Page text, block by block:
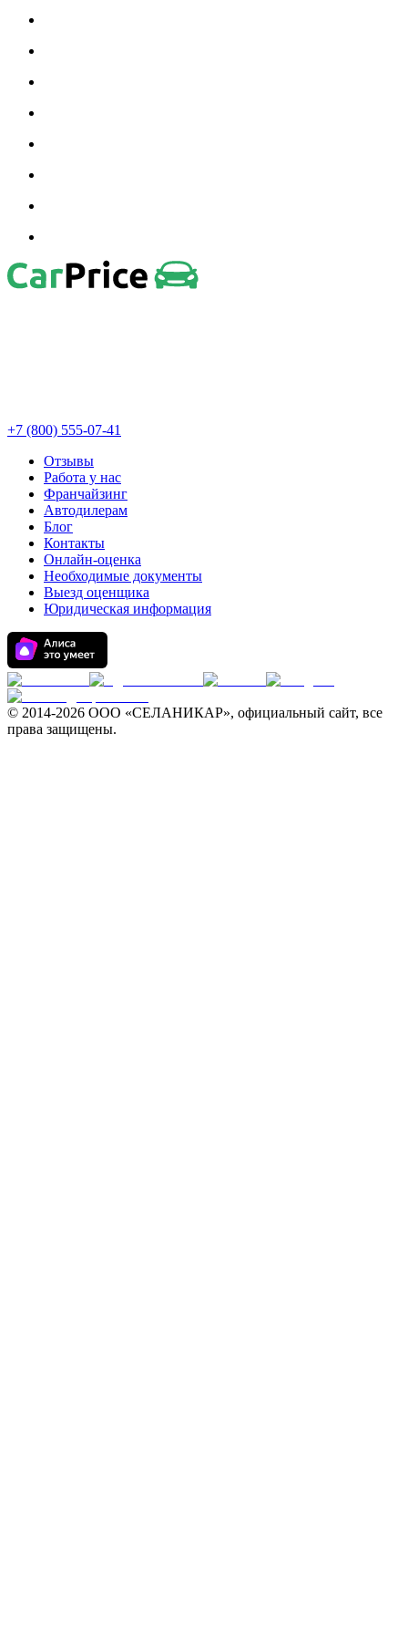
+7 (800) 555-07-41
Отзывы
Работа у нас
Франчайзинг
Автодилерам
Блог
Контакты
Онлайн-оценка
Необходимые документы
Выезд оценщика
Юридическая информация
© 2014-2026 ООО «СЕЛАНИКАР», официальный сайт, все
права защищены.